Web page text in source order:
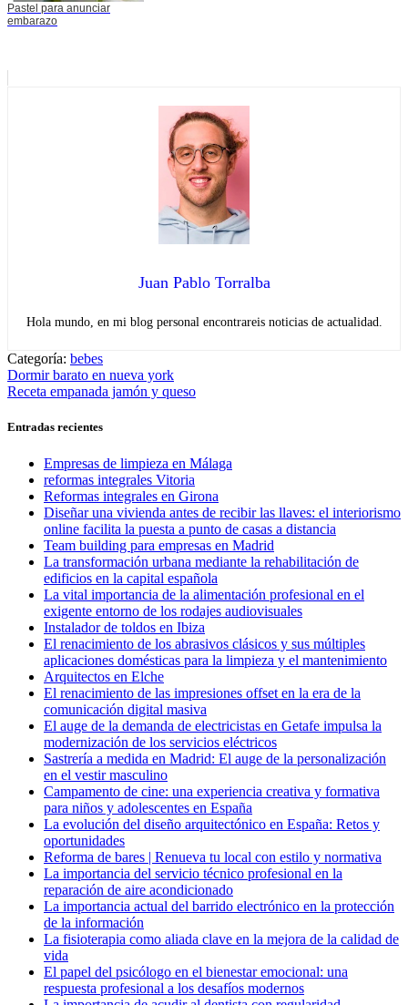
Pastel para anunciar
embarazo
Juan Pablo Torralba
Hola mundo, en mi blog personal encontrareis noticias de actualidad.
Categoría: bebes
Navegación
de
entradas
Entrada
anterior:
Dormir barato en nueva york
Entrada
Receta empanada jamón y queso
Entradas recientes
Empresas de limpieza en Málaga
reformas integrales Vitoria
Reformas integrales en Girona
Diseñar una vivienda antes de recibir las llaves: el interiorismo
online facilita la puesta a punto de casas a distancia
Team building para empresas en Madrid
La transformación urbana mediante la rehabilitación de
edificios en la capital española
La vital importancia de la alimentación profesional en el
exigente entorno de los rodajes audiovisuales
Instalador de toldos en Ibiza
El renacimiento de los abrasivos clásicos y sus múltiples
aplicaciones domésticas para la limpieza y el mantenimiento
Arquitectos en Elche
El renacimiento de las impresiones offset en la era de la
comunicación digital masiva
El auge de la demanda de electricistas en Getafe impulsa la
modernización de los servicios eléctricos
Sastrería a medida en Madrid: El auge de la personalización
en el vestir masculino
Campamento de cine: una experiencia creativa y formativa
para niños y adolescentes en España
La evolución del diseño arquitectónico en España: Retos y
oportunidades
Reforma de bares | Renueva tu local con estilo y normativa
La importancia del servicio técnico profesional en la
reparación de aire acondicionado
La importancia actual del barrido electrónico en la protección
de la información
La fisioterapia como aliada clave en la mejora de la calidad de
vida
El papel del psicólogo en el bienestar emocional: una
respuesta profesional a los desafíos modernos